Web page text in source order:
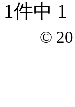
1件中 1
©